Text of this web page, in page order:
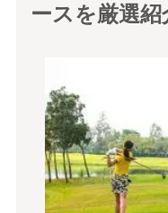
ースを厳選紹